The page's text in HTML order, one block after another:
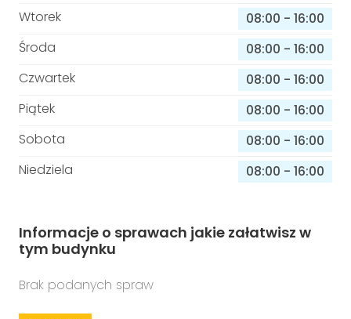
Wtorek
08:00 - 16:00
Środa
08:00 - 16:00
Czwartek
08:00 - 16:00
Piątek
08:00 - 16:00
Sobota
08:00 - 16:00
Niedziela
08:00 - 16:00
Informacje o sprawach jakie załatwisz w
tym budynku
Brak podanych spraw